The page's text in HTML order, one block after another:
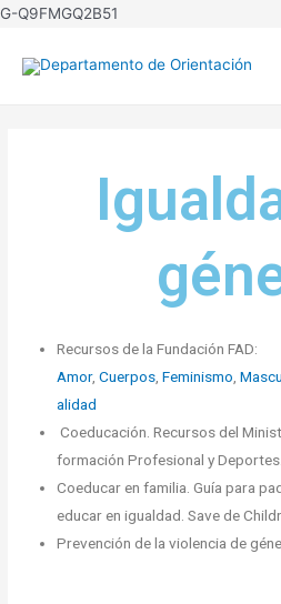
G-Q9FMGQ2B51
Recursos de la Fundación FAD:
Amor,Cuerpos ,Feminismo ,
alidad
Coeducación. Recursos del
formación Profesional y Deportes.
Coeducar en familia. Guía para
educar en igualdad. Save de
Prevención de la violencia de